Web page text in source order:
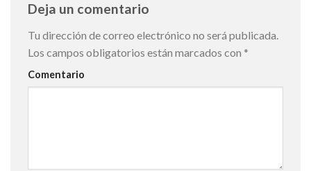
Deja un comentario
Tu dirección de correo electrónico no será publicada.
Los campos obligatorios están marcados con *
Comentario